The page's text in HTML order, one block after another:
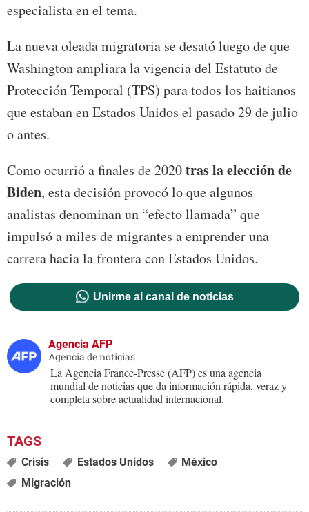
especialista en el tema.
La nueva oleada migratoria se desató luego de que
Washington ampliara la vigencia del Estatuto de
Protección Temporal (TPS) para todos los haitianos
que estaban en Estados Unidos el pasado 29 de julio
o antes.
Como ocurrió a finales de 2020tras la elección de
Biden, esta decisión provocó lo que algunos
analistas denominan un “efecto llamada” que
impulsó a miles de migrantes a emprender una
carrera hacia la frontera con Estados Unidos.
Unirme al canal de noticias
Agencia AFP
Agencia de noticias
La Agencia France-Presse (AFP) es una agencia
mundial de noticias que da información rápida, veraz y
completa sobre actualidad internacional.
Crisis Estados Unidos
México
Migración